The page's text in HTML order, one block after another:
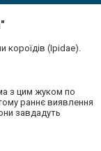
короїдів (Ipidae).
з цим жуком по
раннє виявлення
завдадуть